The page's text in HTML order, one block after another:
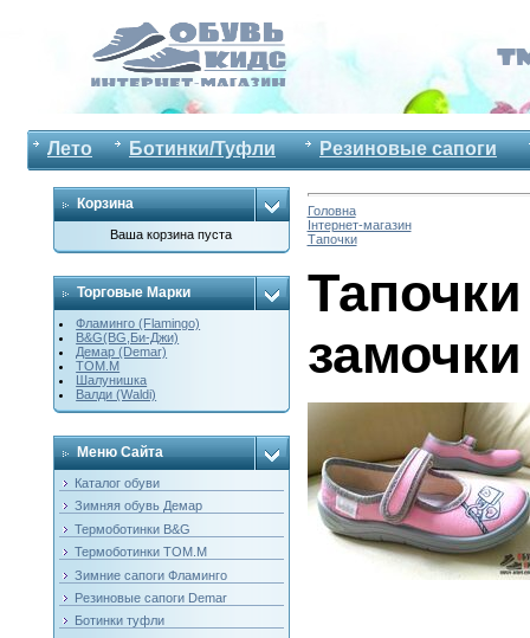
Лето Ботинки/Туфли Резиновые сапоги
Корзина
Ваша корзина пуста
Торговые Марки
Фламинго (Flamingo)
B&G(BG,Би-Джи)
Демар (Demar)
ТОМ.М
Шалунишка
Валди (Waldi)
Меню Сайта
Каталог обуви
Зимняя обувь Демар
Термоботинки B&G
Термоботинки ТОМ.М
Зимние сапоги Фламинго
Резиновые сапоги Demar
Ботинки туфли
Головна
Інтернет-магазин
Тапочки
замочки